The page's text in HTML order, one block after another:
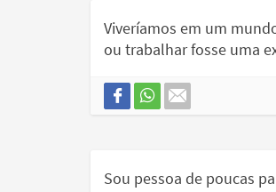
Viveríamos em um
ou trabalhar fosse uma
Sou pessoa de poucas